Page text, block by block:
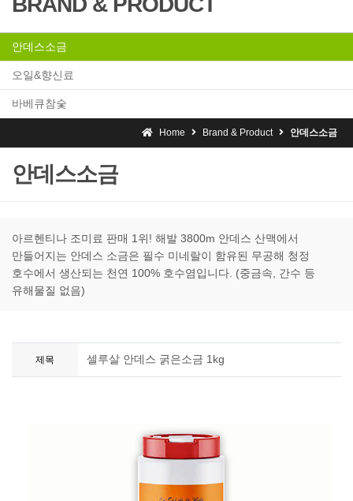
안데스소금
오일&향신료
바베큐참숯
Home Brand & Product 안데스소금
안데스소금
아르헨티나 조미료 판매 1위! 해발 3800m 안데스 산맥에서
만들어지는 안데스 소금은 필수 미네랄이 함유된 무공해 청정
호수에서 생산되는 천연 100% 호수염입니다. (중금속, 간수 등
유해물질 없음)
제목 셀루살 안데스 굵은소금 1kg